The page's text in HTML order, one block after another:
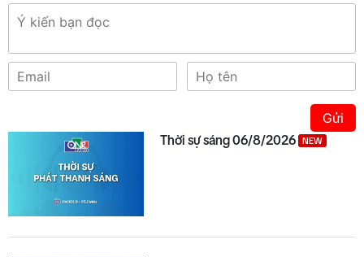
Gửi
Thời sự sáng 06/8/2026 NEW